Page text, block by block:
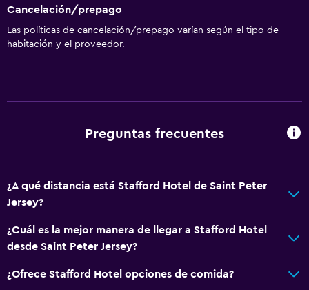
Cancelación/prepago
Las políticas de cancelación/prepago varían según el tipo de
habitación y el proveedor.
Preguntas frecuentes
¿A qué distancia está Stafford Hotel de Saint Peter
Jersey?
¿Cuál es la mejor manera de llegar a Stafford Hotel
desde Saint Peter Jersey?
¿Ofrece Stafford Hotel opciones de comida?